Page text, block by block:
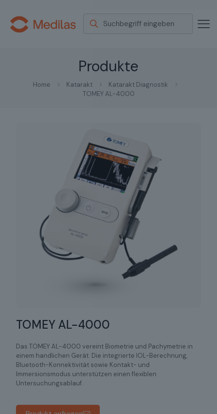
Produkte
Home Katarakt
Katarakt Diagnostik
TOMEY AL-4000
TOMEY AL-4000
Das TOMEY AL-4000 vereint Biometrie und Pachymetrie in
einem handlichen Gerät. Die integrierte IOL-Berechnung,
Bluetooth-Konnektivität sowie Kontakt- und
Immersionsmodus unterstützen einen flexiblen
Untersuchungsablauf.